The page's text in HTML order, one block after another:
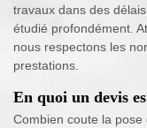
travaux dans des
étudié profondément.
nous respectons les
prestations.
En quoi un devis
Combien coute la pose